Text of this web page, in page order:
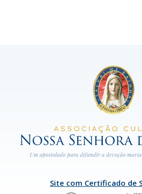
Site com Certificado de